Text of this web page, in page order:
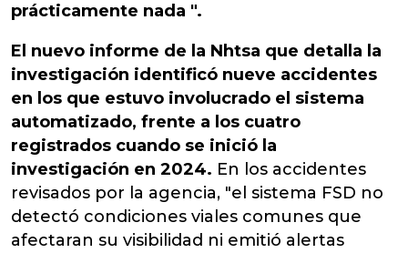
prácticamente nada ".
El nuevo informe de la Nhtsa que detalla la
investigación identificó nueve accidentes
en los que estuvo involucrado el sistema
automatizado, frente a los cuatro
registrados cuando se inició la
investigación en 2024. En los accidentes
revisados ​​por la agencia, "el sistema FSD no
detectó condiciones viales comunes que
afectaran su visibilidad ni emitió alertas